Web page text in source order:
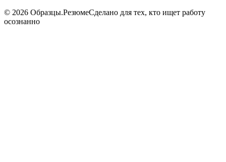
© 2026 Образцы.РезюмеСделано для тех, кто ищет работу
осознанно